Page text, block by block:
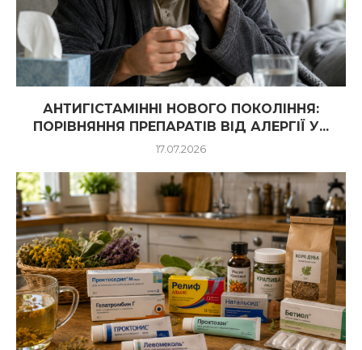
АНТИГІСТАМІННІ НОВОГО ПОКОЛІННЯ:
ПОРІВНЯННЯ ПРЕПАРАТІВ ВІД АЛЕРГІЇ У...
17.07.2026